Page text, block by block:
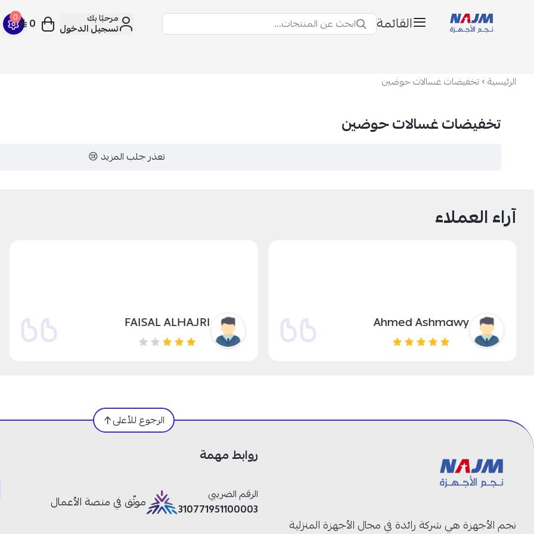
القائمة ابحث عن المنتجات... مرحبًا بك
تسجيل الدخول
0 0
الرئيسية تخفيضات غسالات حوضين
تخفيضات غسالات حوضين
تعذر جلب المزيد 😢
آراء العملاء
Ahmed Ashmawy
FAISAL ALHAJRI
الرجوع للأعلى
نجم الأجهزة هي شركة رائدة في مجال الأجهزة المنزلية
روابط مهمة
الرقم الضريبي
310771951100003
موثّق في منصة الأعمال